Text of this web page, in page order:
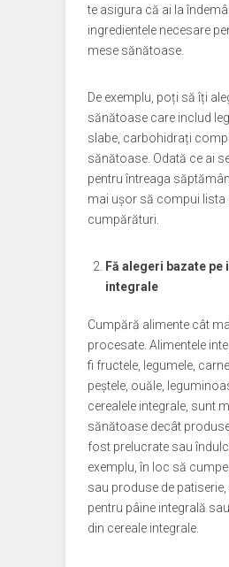
te asigura că ai la
ingredientele necesare
mese sănătoase.
De exemplu, poți să îți
sănătoase care includ
slabe, carbohidrați
sănătoase. Odată ce ai
pentru întreaga
mai ușor să compui lista
cumpărături.
Fă alegeri bazate
integrale
Cumpără alimente cât
procesate. Alimentele
fi fructele, legumele,
peștele, ouăle,
cerealele integrale, sunt
sănătoase decât
fost prelucrate sau
exemplu, în loc să
sau produse de
pentru pâine integrală
din cereale integrale.